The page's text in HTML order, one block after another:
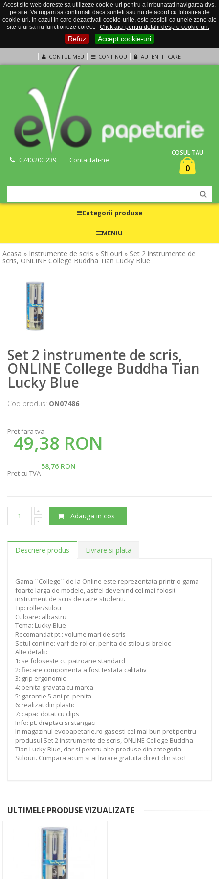
Acest site web doreste sa utilizeze cookie-uri pentru a imbunatati navigarea dvs.
pe site. Va rugam sa confirmati daca sunteti sau nu de acord cu folosirea de
cookie-uri. In cazul in care dezactivati cookie-urile, este posibil ca unele zone ale
site-ului sa nu functioneze corect.
Click aici pentru detalii despre cookie-uri.
Refuz Accept cookie-uri
CONTUL MEU CONT NOU AUTENTIFICARE
0740.200.239 Contactati-ne
COSUL TAU
0
Categorii produse
MENIU
Acasa » Instrumente de scris » Stilouri » Set 2 instrumente de
scris, ONLINE College Buddha Tian Lucky Blue
Set 2 instrumente de scris,
ONLINE College Buddha Tian
Lucky Blue
Cod produs: ON07486
Pret fara tva
49,38 RON
58,76 RON
Pret cu TVA
Adauga in cos
Descriere produs Livrare si plata
Gama ``College`` de la Online este reprezentata printr-o gama
foarte larga de modele, astfel devenind cel mai folosit
instrument de scris de catre studenti.
Tip: roller/stilou
Culoare: albastru
Tema: Lucky Blue
Recomandat pt.: volume mari de scris
Setul contine: varf de roller, penita de stilou si breloc
Alte detalii:
1: se foloseste cu patroane standard
2: fiecare componenta a fost testata calitativ
3: grip ergonomic
4: penita gravata cu marca
5: garantie 5 ani pt. penita
6: realizat din plastic
7: capac dotat cu clips
Info: pt. dreptaci si stangaci
In magazinul evopapetarie.ro gasesti cel mai bun pret pentru
produsul Set 2 instrumente de scris, ONLINE College Buddha
Tian Lucky Blue, dar si pentru alte produse din categoria
Stilouri. Cumpara acum si ai livrare gratuita direct din stoc!
ULTIMELE PRODUSE VIZUALIZATE